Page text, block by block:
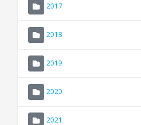
2017
2018
2019
2020
2021